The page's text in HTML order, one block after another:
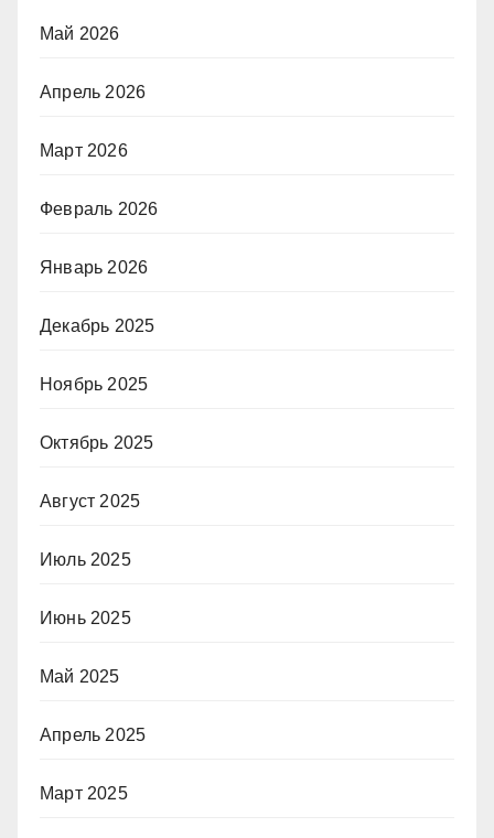
Май 2026
Апрель 2026
Март 2026
Февраль 2026
Январь 2026
Декабрь 2025
Ноябрь 2025
Октябрь 2025
Август 2025
Июль 2025
Июнь 2025
Май 2025
Апрель 2025
Март 2025